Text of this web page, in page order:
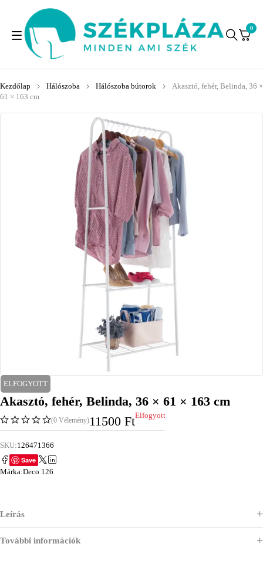
0
Kezdőlap Hálószoba Hálószoba bútorok
Akasztó, fehér, Belinda, 36 ×
61 × 163 cm
ELFOGYOTT
Akasztó, fehér, Belinda, 36 × 61 × 163 cm
(0 Vélemény)11500 FtElfogyott
SKU:126471366
Save
Márka:Deco 126
Leírás
További információk